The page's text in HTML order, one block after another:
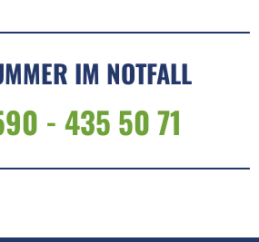
IM NOTFALL
- 435 50 71